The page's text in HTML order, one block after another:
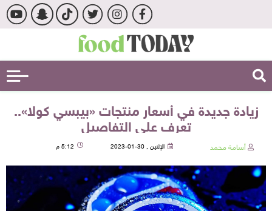
زيادة جديدة في أسعار منتجات «بيبسي كولا»..
تعرف على التفاصيل
أسامة محمد الإثنين , 30-01-2023 5:12 م